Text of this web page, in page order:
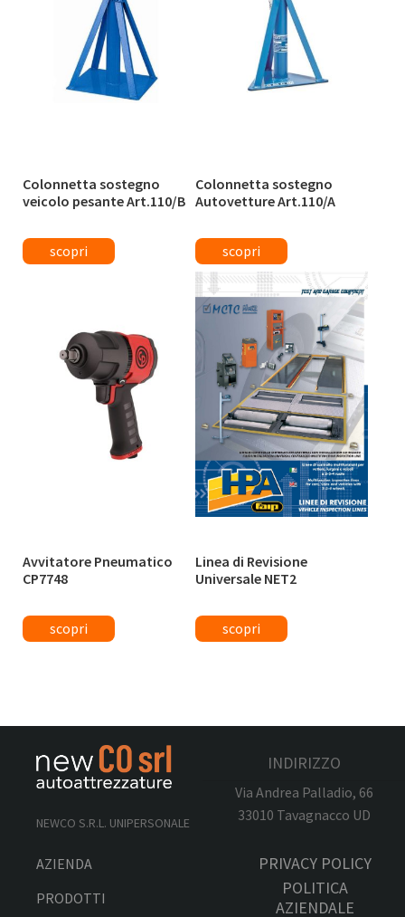
Colonnetta sostegno
veicolo pesante Art.110/B
Colonnetta sostegno
Autovetture Art.110/A
Avvitatore Pneumatico
CP7748
Linea di Revisione
Universale NET2
NEWCO S.R.L. UNIPERSONALE
INDIRIZZO
Via Andrea Palladio, 66
33010 Tavagnacco UD
AZIENDA
PRODOTTI
PRIVACY POLICY
POLITICA
AZIENDALE